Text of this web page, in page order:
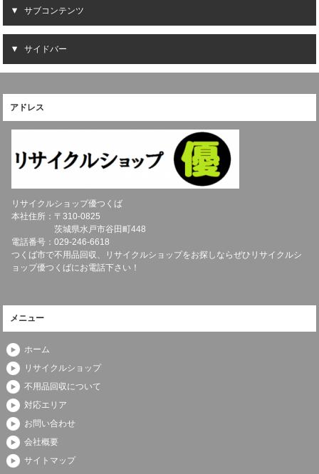
サブコンテンツ
サイドバー
アドレス
リサイクルショップ優つくば
本社住所：〒310-0825
茨城県水戸市谷田町448
電話番号：029-246-6618
つくば市で不用品回収、リサイクルショップをお探しならぜひリサイクルシ
ョップ優つくばにお電話下さい！
メニュー
ホーム
リサイクルショップ
不用品回収について
対応エリア
お問い合わせ
会社概要
サイトマップ